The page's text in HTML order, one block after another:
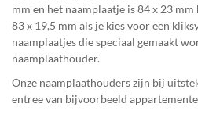
mm en het naamplaatje is 84 x 23
83 x 19,5 mm als je kies voor een
naamplaatjesdie speciaal gemaakt
naamplaathouder.
Onze naamplaathouders zijn bij
entree van bijvoorbeeld